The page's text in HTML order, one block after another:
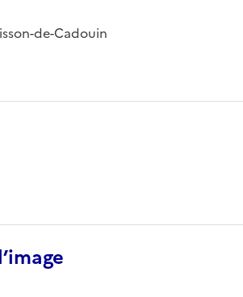
de-Cadouin